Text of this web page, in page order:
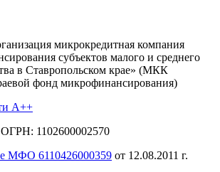
микрокредитная компания
субъектов малого и среднего
в Ставропольском крае» (МКК
фонд микрофинансирования)
A++
1102600002570
МФО 6110426000359 от 12.08.2011 г.